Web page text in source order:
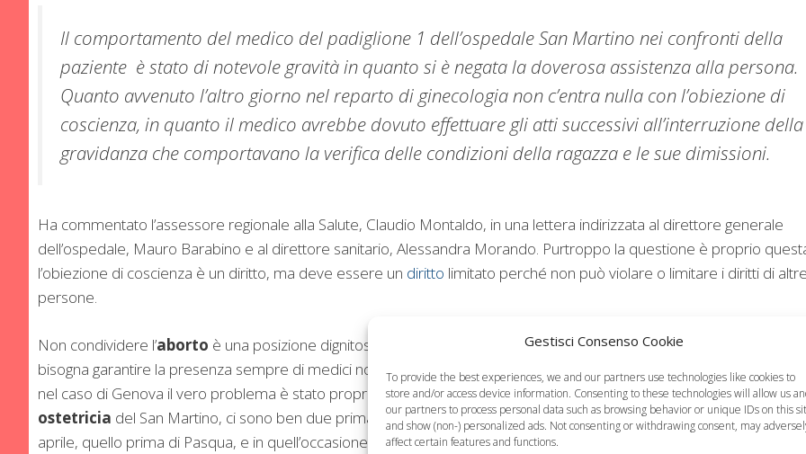
Gestisci Consenso Cookie
To provide the best experiences, we and our partners use technologies like cookies to
store and/or access device information. Consenting to these technologies will allow us
our partners to process personal data such as browsing behavior or unique IDs on this
and show (non-) personalized ads. Not consenting or withdrawing consent, may
affect certain features and functions.
Il comportamento del medico del padiglione 1 dell’ospedale San Martino nei confronti della
paziente è stato di notevole gravità in quanto si è negata la doverosa assistenza alla persona.
Quanto avvenuto l’altro giorno nel reparto di ginecologia non c’entra nulla con l’obiezione di
coscienza, in quanto il medico avrebbe dovuto effettuare gli atti successivi all’interruzione della
gravidanza che comportavano la verifica delle condizioni della ragazza e le sue dimissioni.
Ha commentato l’assessore regionale alla Salute, Claudio Montaldo, in una lettera indirizzata al direttore generale
dell’ospedale, Mauro Barabino e al direttore sanitario, Alessandra Morando. Purtroppo la questione è proprio
l’obiezione di coscienza è un diritto, ma deve essere un diritto limitato perché non può violare o limitare i diritti di
persone.
Non condividere l’aborto è una posizione dignitosa e assolutamente comprensibile, ma nelle pubbliche strutture
bisogna garantire la presenza sempre di medici non obiettori, affinché certi episodi non accadano. Consideriamo
nel caso di Genova il vero problema è stato proprio la mancanza di assistenza. Nel reparto diginecologia e
ostetricia del San Martino, ci sono ben due primari e 15 ginecologi di cui 10 obiettori. Il fatto è accaduto sabato 19
aprile, quello prima di Pasqua, e in quell’occasione c’era di turno un solo ginecologo ed era obiettore. Poteva forse